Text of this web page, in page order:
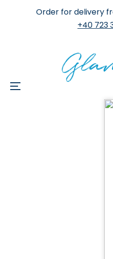
Order for delivery
+40 723
Menu